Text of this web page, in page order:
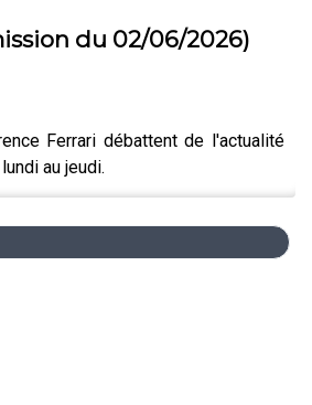
du 02/06/2026)
Ferrari débattent de l'actualité
au jeudi.